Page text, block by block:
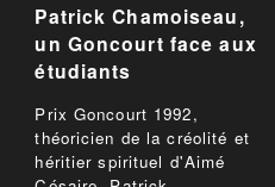
Patrick Chamoiseau,
un Goncourt face aux
étudiants
Prix Goncourt 1992,
théoricien de la créolité et
héritier spirituel d'Aimé